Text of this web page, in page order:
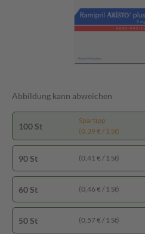
Abbildung kann abweichen
100 St
Spartipp
(0,39 € / 1 St)
90 St (0,41 € / 1 St)
60 St (0,46 € / 1 St)
50 St (0,57 € / 1 St)